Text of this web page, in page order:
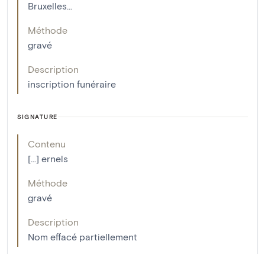
Bruxelles...
Méthode
gravé
Description
inscription funéraire
SIGNATURE
Contenu
[...] ernels
Méthode
gravé
Description
Nom effacé partiellement